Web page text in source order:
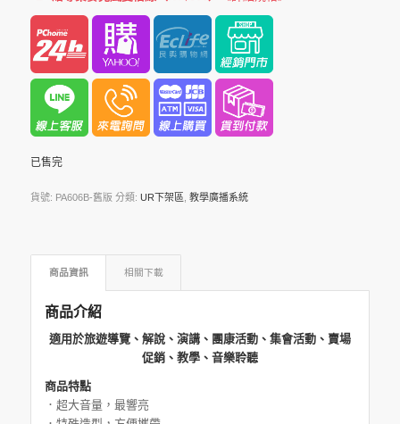
已售完
貨號: PA606B-舊版 分類: UR下架區 教學廣播系統
商品資訊 相關下載
商品介紹
適用於旅遊導覽、解說、演講、團康活動、集會活動、賣場
促銷、教學、音樂聆聽
商品特點
．超大音量，最響亮